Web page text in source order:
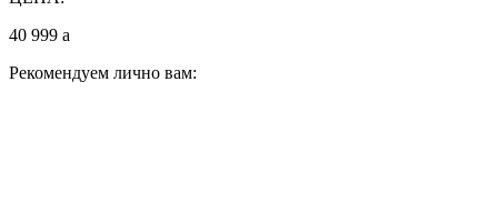
40 999 a
Рекомендуем лично вам: